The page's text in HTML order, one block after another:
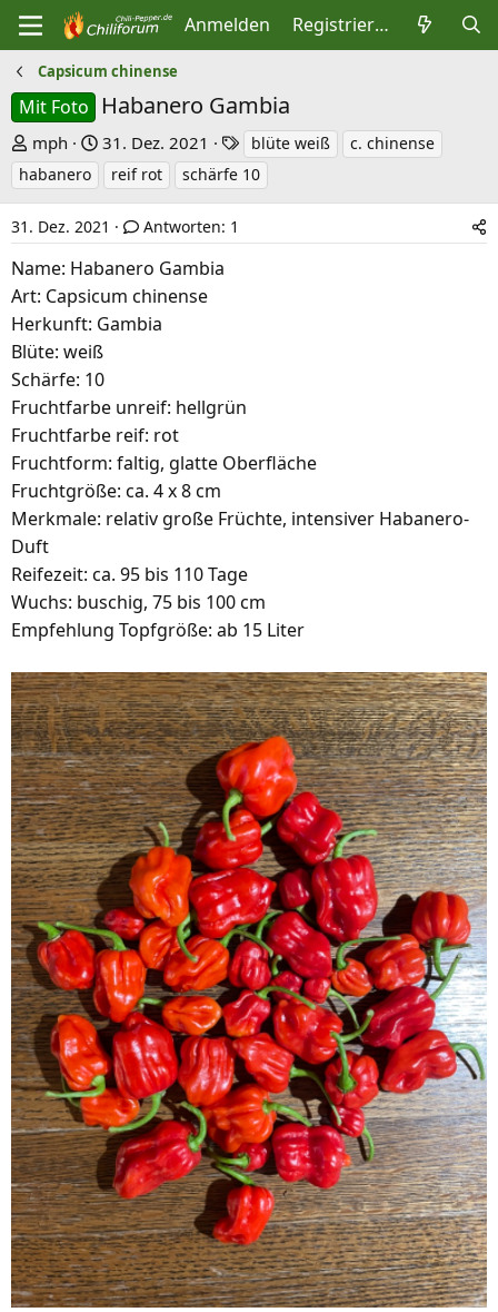
Anmelden Registrieren
Capsicum chinense
Mit Foto Habanero Gambia
E
r
s
e
l
l
e
r
mph
E
r
s
t
e
l
l
t
a
m
31. Dez. 2021
c
h
a
e
blüte weiß
c. chinense
habanero
reif rot schärfe 10
31. Dez. 2021 Antworten: 1
Name: Habanero Gambia
Art: Capsicum chinense
Herkunft: Gambia
Blüte: weiß
Schärfe: 10
Fruchtfarbe unreif: hellgrün
Fruchtfarbe reif: rot
Fruchtform: faltig, glatte Oberfläche
Fruchtgröße: ca. 4 x 8 cm
Merkmale: relativ große Früchte, intensiver Habanero-
Duft
Reifezeit: ca. 95 bis 110 Tage
Wuchs: buschig, 75 bis 100 cm
Empfehlung Topfgröße: ab 15 Liter